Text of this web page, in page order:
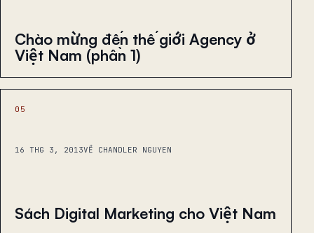
Chào mừng đến thế giới Agency ở
Việt Nam (phần 1)
05
16 THG 3, 2013VỀ CHANDLER NGUYEN
Sách Digital Marketing cho Việt Nam